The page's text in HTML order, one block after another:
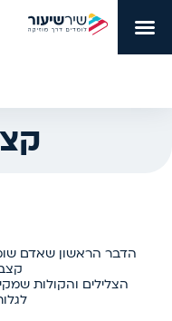
תפריט
הדבר הראשון שאדם
הצלילים והקולות